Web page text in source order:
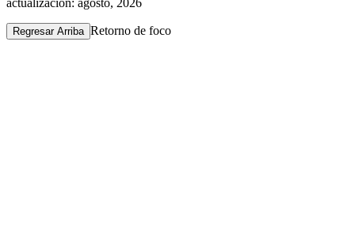
actualización: agosto, 2026
Regresar Arriba Retorno de foco